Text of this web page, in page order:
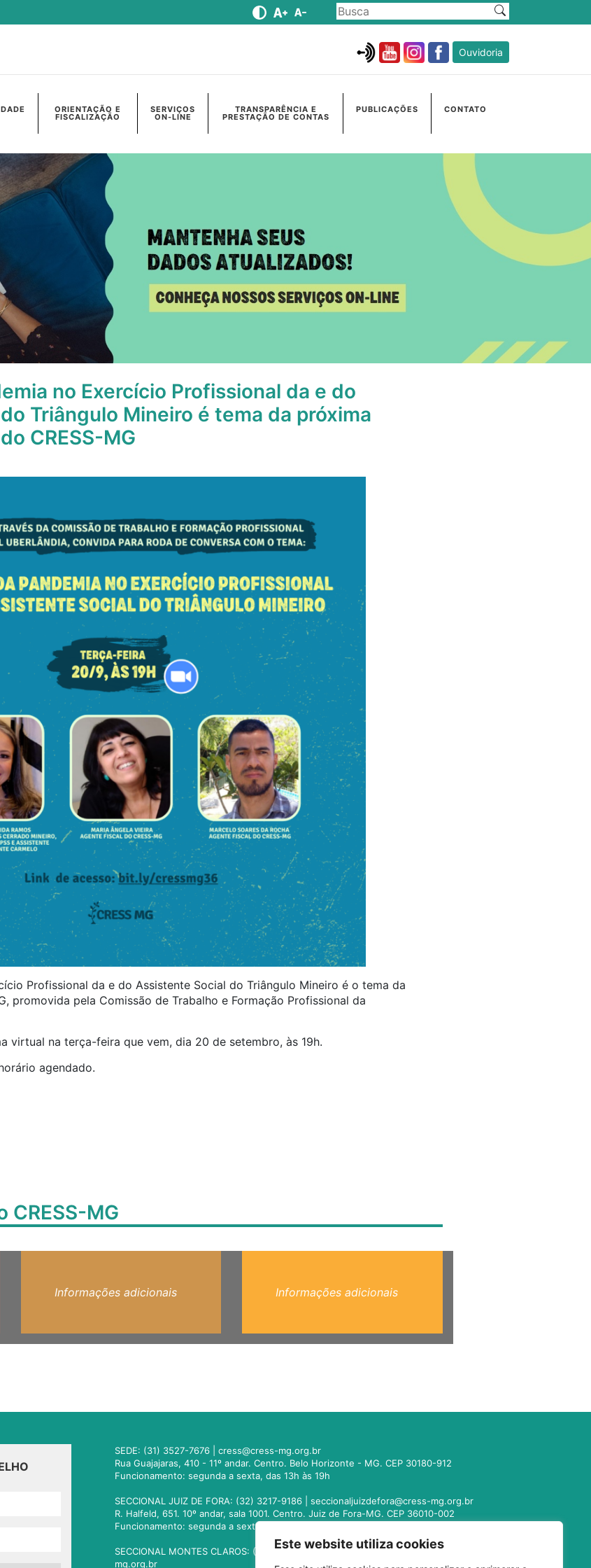
Este website utiliza cookies
Ouvidoria
ORIENTAÇÃO E
FISCALIZAÇÃO
SERVIÇOS
ON-LINE
TRANSPARÊNCIA E
PRESTAÇÃO DE CONTAS
PUBLICAÇÕES CONTATO
no Exercício Profissional da e do
Triângulo Mineiro é tema da próxima
CRESS-MG
Profissional da e do Assistente Social do Triângulo Mineiro é o tema da
promovida pela Comissão de Trabalho e Formação Profissional da
virtual na terça-feira que vem, dia 20 de setembro, às 19h.
agendado.
CRESS-MG
Informações adicionais Informações adicionais
SEDE: (31) 3527-7676 |cress@cress-mg.org.br
Rua Guajajaras, 410 - 11º andar. Centro. Belo Horizonte - MG. CEP 30180-912
Funcionamento: segunda a sexta, das 13h às 19h
SECCIONAL JUIZ DE FORA: (32) 3217-9186 |seccionaljuizdefora@cress-mg.org.br
R. Halfeld, 651. 10º andar, sala 1001. Centro. Juiz de Fora-MG. CEP 36010-002
Funcionamento: segunda a sexta, das 13h às 19h
SECCIONAL MONTES CLAROS: (38) 3221-9358 |seccionalmontesclaros@cress-
mg.org.br